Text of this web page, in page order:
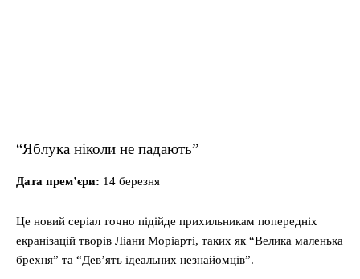
“Яблука ніколи не падають”
Дата прем’єри: 14 березня
Це новий серіал точно підійде прихильникам попередніх
екранізацій творів Ліани Моріарті, таких як “Велика маленька
брехня” та “Дев’ять ідеальних незнайомців”.